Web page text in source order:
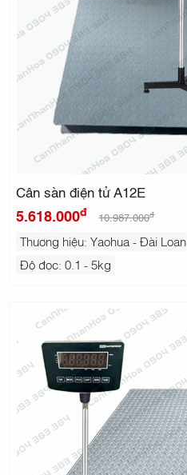
Cân sàn điện tử A12E
5.618.000đ 10.987.000đ
Thương hiệu: Yaohua - Đài Loan
Độ đọc: 0.1 - 5kg